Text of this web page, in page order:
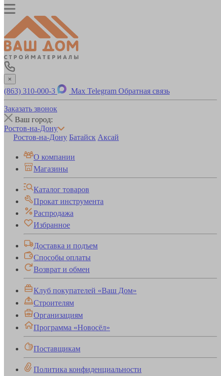
×
(863) 310-000-3 Max Telegram Обратная связь
Заказать звонок
Ваш город:
Ростов-на-Дону
Ростов-на-Дону Батайск Аксай
О компании
Магазины
Каталог товаров
Прокат инструмента
Распродажа
Избранное
Доставка и подъем
Способы оплаты
Возврат и обмен
Клуб покупателей «Ваш Дом»
Строителям
Организациям
Программа «Новосёл»
Поставщикам
Политика конфиденциальности